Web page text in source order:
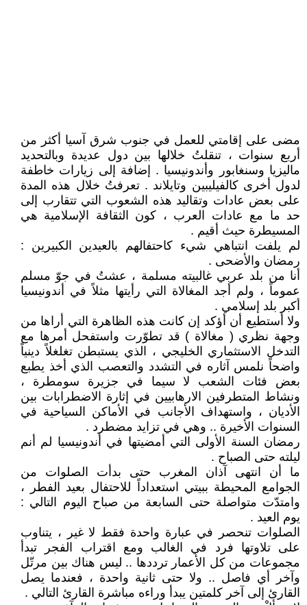
مضى على إقامتي للعمل في جنوب شرق آسيا أكثر من
أربع سنوات ، تنقلتُ خلالها بين دول عديدة وبالتحديد
ماليزيا وسنغابور وأندونيسيا . إضافة إلى زيارات خاطفة
لدول أخرى كالفيليبين وتايلاند . تعرفتُ خلال هذه المدة
على بعض عادات وتقاليد هذه الشعوب التي تتقارب إلى
حد ما مع عادات العرب ، كون الثقافة الإسلامية هي
المسيطرة حيث أقيم .
لم يلفت انتباهي شيء كاحتفالهم بالعيدين الكبيرين :
رمضان والأضحى .
أنا من بلد عربي غالبيته مسلمة ، عشتُ في جوّ مسلم
عموماً ، ولم أجد المغالاة التي رأيتها مثلاً في أندونيسيا
أكبر بلد إسلامي .
ولا أستطيع أن أؤكد إن كانت هذه الظاهرة التي أراها من
وجهة نظري ( مغالاة ) قد تطوّرت واستفحل أمرها مع
التدخل الاستثماري الخليجي ، الذي يستبطن تغلغلاً دينياً
واضحاً نلمس آثاره في التشدد والتعصب الذي أخذ يطبع
بعض فئات الشعب لا سيما في جزيرة سومطرة ،
ونشاط المتطرفين الارهابيين في إثارة الاضطرابات بين
الأديان ، واستهداف الأجانب في الأماكن السياحية في
السنوات الأخيرة .. وهي في تزايد مضطرد .
رمضان السنة الأولى التي أمضيتها في أندونيسيا لم أنم
ليلته حتى الصباح .
ما أن انتهى آذان المغرب حتى بدأت الصلوات من
الجوامع المحيطة ببيتي استعداداً للاحتفال بعيد الفطر ،
وامتدّت متواصلة حتى السابعة من صباح اليوم التالي :
يوم العيد .
الصلوات تنحصر في عبارة واحدة فقط لا غير ، يتناوب
على تلاوتها فرد في الغالب ومع اقتراب الفجر تبدأ
مجموعات من كل الأعمار ترددها .. ليس هناك بين مرتّل
وآخر أي فاصل .. ولا حتى ثانية واحدة ، فعندما يصل
القارئ إلى آخر كلمتين يبدأ وراءه مباشرة القارئ التالي .